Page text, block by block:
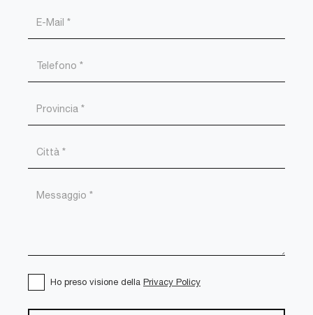
Ho preso visione della Privacy Policy